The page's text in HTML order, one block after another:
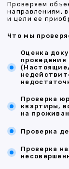
Проверяем
направлениям,
и цели ее
Что мы
Оценка
Проверка
квартиры,
на
Проверка
Проверка